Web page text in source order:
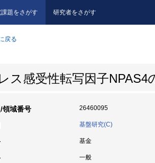
題をさがす 研究者をさがす
戻る
ス感受性転写因子
領域番号 26460095
基盤研究(C)
基金
一般